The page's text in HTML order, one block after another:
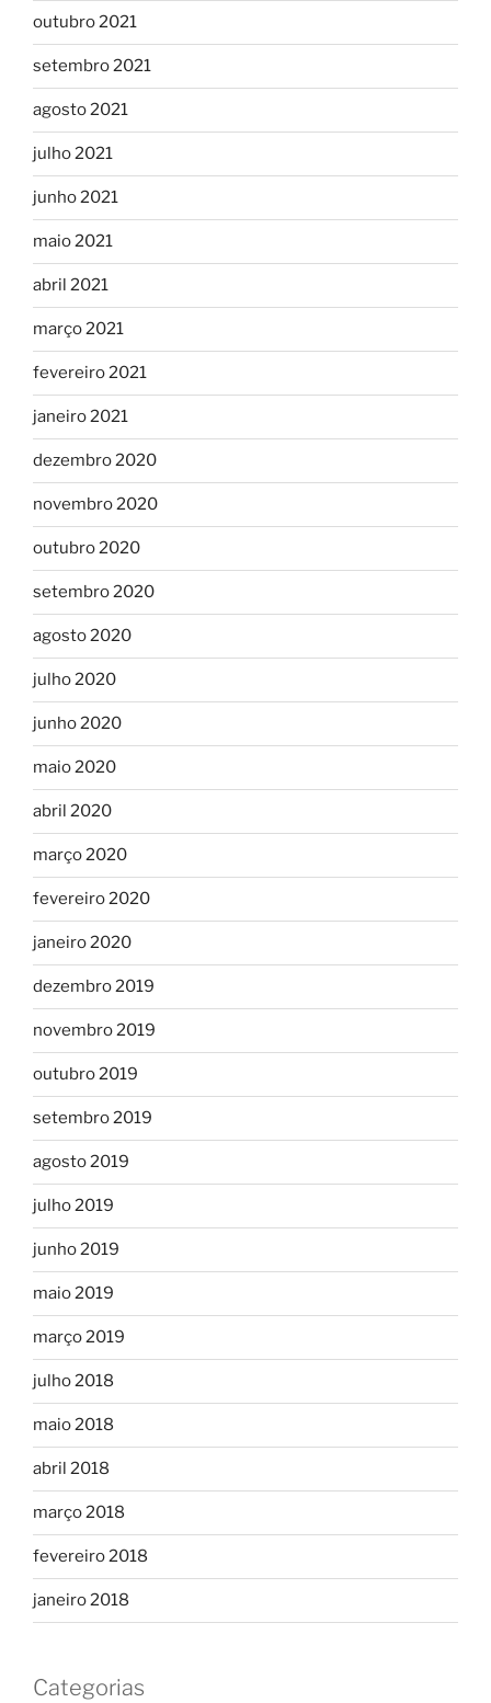
outubro 2021
setembro 2021
agosto 2021
julho 2021
junho 2021
maio 2021
abril 2021
março 2021
fevereiro 2021
janeiro 2021
dezembro 2020
novembro 2020
outubro 2020
setembro 2020
agosto 2020
julho 2020
junho 2020
maio 2020
abril 2020
março 2020
fevereiro 2020
janeiro 2020
dezembro 2019
novembro 2019
outubro 2019
setembro 2019
agosto 2019
julho 2019
junho 2019
maio 2019
março 2019
julho 2018
maio 2018
abril 2018
março 2018
fevereiro 2018
janeiro 2018
Categorias